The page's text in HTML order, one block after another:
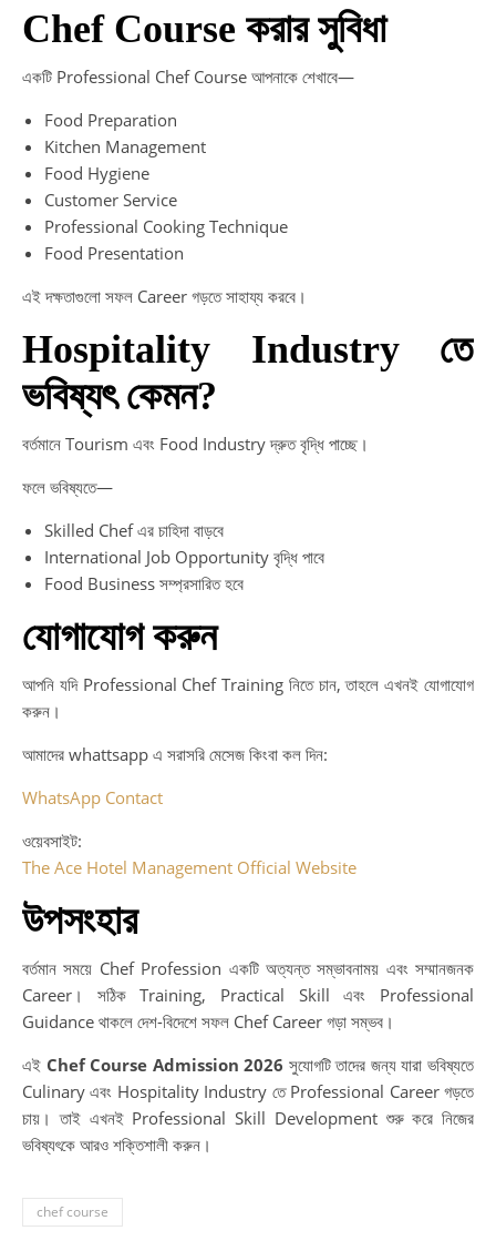
Chef Course করার সুবিধা
একটি Professional Chef Course আপনাকে শেখাবে—
Food Preparation
Kitchen Management
Food Hygiene
Customer Service
Professional Cooking Technique
Food Presentation
এই দক্ষতাগুলো সফল Career গড়তে সাহায্য করবে।
Hospitality Industry তে
ভবিষ্যৎ কেমন?
বর্তমানে Tourism এবং Food Industry দ্রুত বৃদ্ধি পাচ্ছে।
ফলে ভবিষ্যতে—
Skilled Chef এর চাহিদা বাড়বে
International Job Opportunity বৃদ্ধি পাবে
Food Business সম্প্রসারিত হবে
যোগাযোগ করুন
আপনি যদি Professional Chef Training নিতে চান, তাহলে এখনই যোগাযোগ
করুন।
আমাদের whattsapp এ সরাসরি মেসেজ কিংবা কল দিন:
WhatsApp Contact
ওয়েবসাইট:
The Ace Hotel Management Official Website
উপসংহার
বর্তমান সময়ে Chef Profession একটি অত্যন্ত সম্ভাবনাময় এবং সম্মানজনক
Career। সঠিক Training, Practical Skill এবং Professional
Guidance থাকলে দেশ-বিদেশে সফল Chef Career গড়া সম্ভব।
এই Chef Course Admission 2026 সুযোগটি তাদের জন্য যারা ভবিষ্যতে
Culinary এবং Hospitality Industry তে Professional Career গড়তে
চায়। তাই এখনই Professional Skill Development শুরু করে নিজের
ভবিষ্যৎকে আরও শক্তিশালী করুন।
chef course